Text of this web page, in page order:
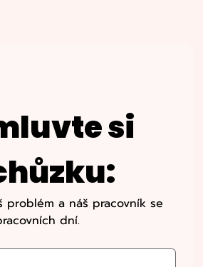
si
problém a náš pracovník se
dní.